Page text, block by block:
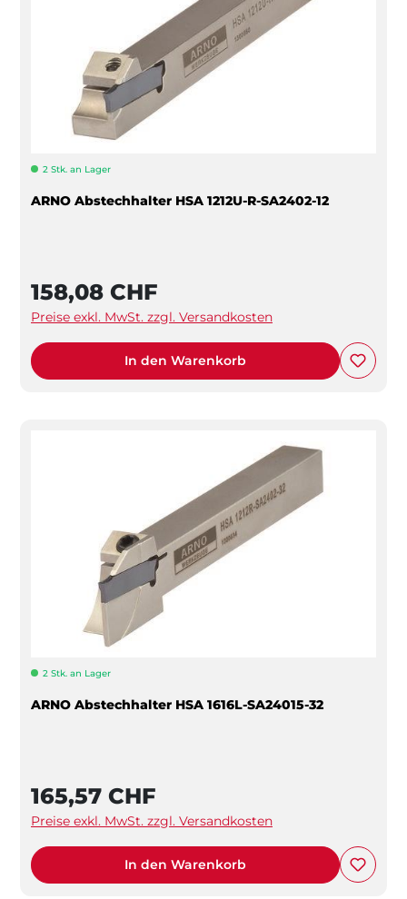
2 Stk. an Lager
ARNO Abstechhalter HSA 1212U-R-SA2402-12
158,08 CHF
Preise exkl. MwSt. zzgl. Versandkosten
In den Warenkorb
2 Stk. an Lager
ARNO Abstechhalter HSA 1616L-SA24015-32
165,57 CHF
Preise exkl. MwSt. zzgl. Versandkosten
In den Warenkorb